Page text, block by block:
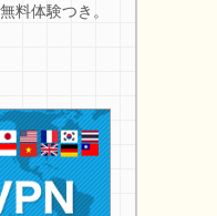
料体験つき。